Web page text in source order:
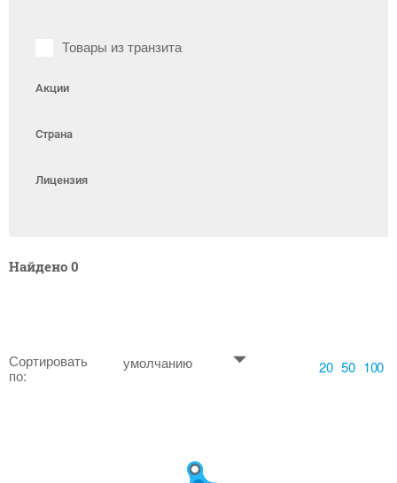
Товары из транзита
Акции
Страна
Лицензия
Найдено 0
Сортировать
по:
умолчанию 20 50 100